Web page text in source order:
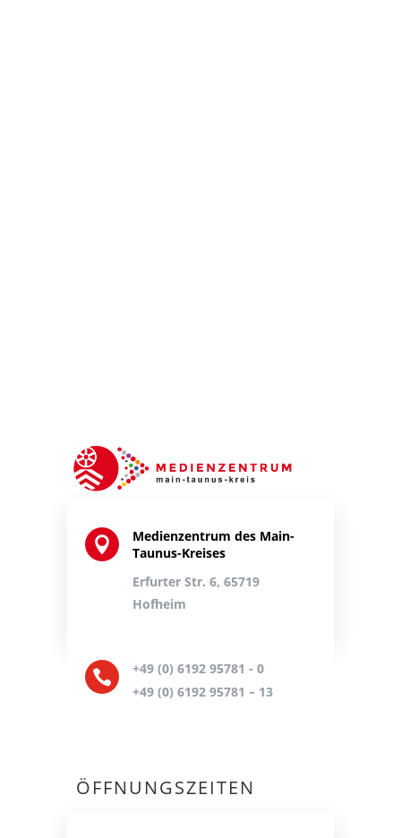

Medienzentrum des Main-
Taunus-Kreises
Erfurter Str. 6, 65719
Hofheim

+49 (0) 6192 95781 - 0
+49 (0) 6192 95781 – 13
ÖFFNUNGSZEITEN